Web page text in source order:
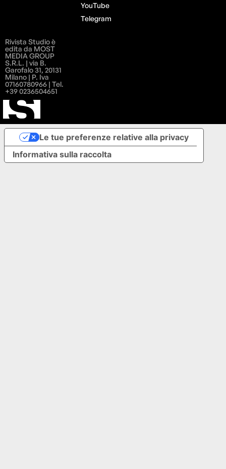
YouTube
Telegram
Rivista Studio è
edita da MOST
MEDIA GROUP
S.R.L. | via B.
Garofalo 31, 20131
Milano | P. Iva
07160780966 | Tel.
+39 0236504651
Informativa sulla raccolta
Le tue preferenze relative alla privacy